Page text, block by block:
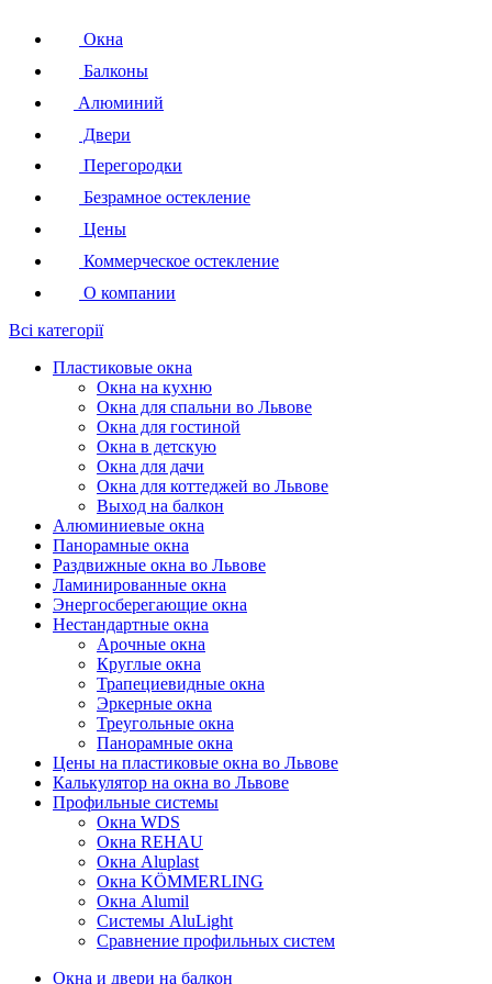
Окна
Балконы
Алюминий
Двери
Перегородки
Безрамное остекление
Цены
Коммерческое остекление
О компании
Всі категорії
Пластиковые окна
Окна на кухню
Окна для спальни во Львове
Окна для гостиной
Окна в детскую
Окна для дачи
Окна для коттеджей во Львове
Выход на балкон
Алюминиевые окна
Панорамные окна
Раздвижные окна во Львове
Ламинированные окна
Энергосберегающие окна
Нестандартные окна
Арочные окна
Круглые окна
Трапециевидные окна
Эркерные окна
Треугольные окна
Панорамные окна
Цены на пластиковые окна во Львове
Калькулятор на окна во Львове
Профильные системы
Окна WDS
Окна REHAU
Окна Aluplast
Окна KÖMMERLING
Окна Alumil
Системы AluLight
Сравнение профильных систем
Окна и двери на балкон